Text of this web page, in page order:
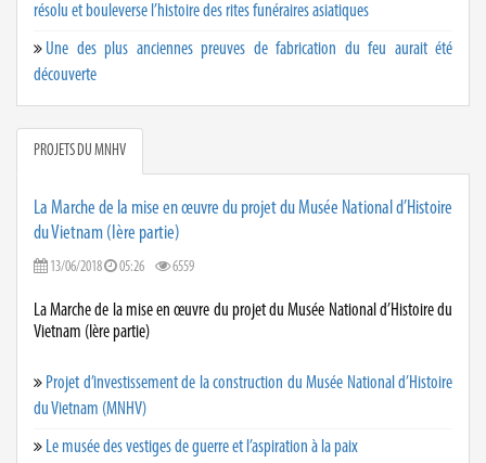
résolu et bouleverse l’histoire des rites funéraires asiatiques
Une des plus anciennes preuves de fabrication du feu aurait été
découverte
PROJETS DU MNHV
La Marche de la mise en œuvre du projet du Musée National d’Histoire
du Vietnam (Ière partie)
13/06/2018 05:26 6559
La Marche de la mise en œuvre du projet du Musée National d’Histoire du
Vietnam (Ière partie)
Projet d’investissement de la construction du Musée National d’Histoire
du Vietnam (MNHV)
Le musée des vestiges de guerre et l’aspiration à la paix